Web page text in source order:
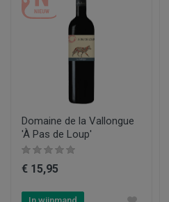
Domaine de la Vallongue
'À Pas de Loup'
€ 15,95